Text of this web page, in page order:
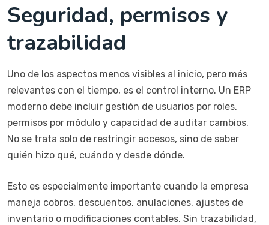
Seguridad, permisos y
trazabilidad
Uno de los aspectos menos visibles al inicio, pero más
relevantes con el tiempo, es el control interno. Un ERP
moderno debe incluir gestión de usuarios por roles,
permisos por módulo y capacidad de auditar cambios.
No se trata solo de restringir accesos, sino de saber
quién hizo qué, cuándo y desde dónde.
Esto es especialmente importante cuando la empresa
maneja cobros, descuentos, anulaciones, ajustes de
inventario o modificaciones contables. Sin trazabilidad,